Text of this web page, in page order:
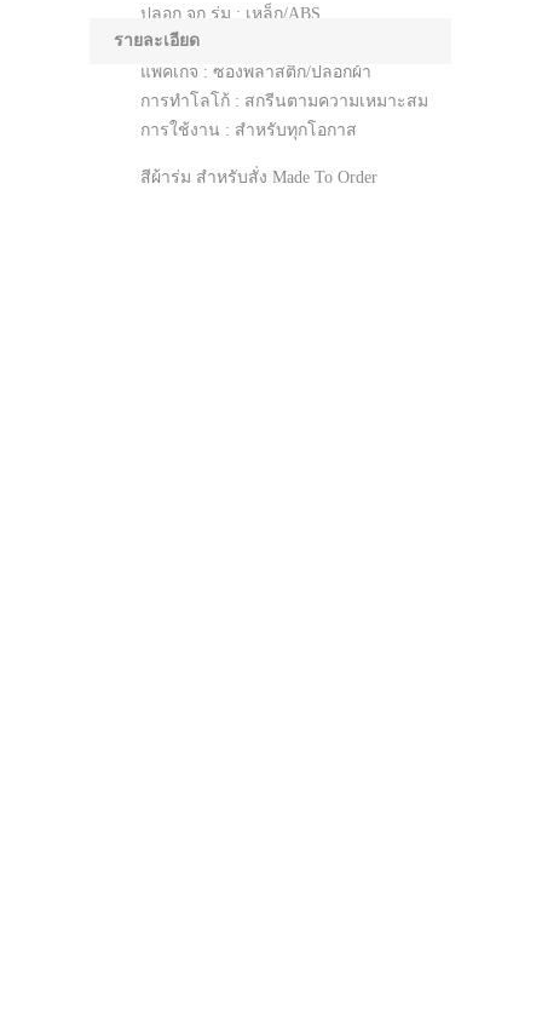
ปลอก จุก ร่ม : เหล็ก/ABS
ระบบ เปิด-ปิด : Manual
แพคเกจ : ซองพลาสติก/ปลอกผ้า
การทำโลโก้ : สกรีนตามความเหมาะสม
การใช้งาน : สำหรับทุกโอกาส
สีผ้าร่ม สำหรับสั่ง Made To Order
รายละเอียด